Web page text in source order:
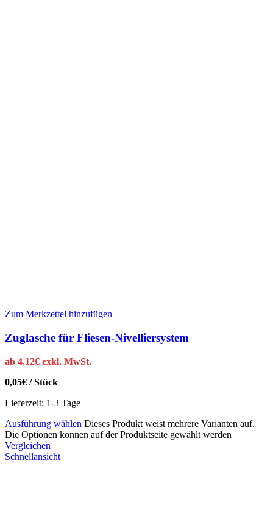
Zum Merkzettel hinzufügen
Zuglasche für Fliesen-Nivelliersystem
ab 4,12€ exkl. MwSt.
0,05€ /Stück
Lieferzeit: 1-3 Tage
Ausführung wählen Dieses Produkt weist mehrere Varianten auf.
Die Optionen können auf der Produktseite gewählt werden
Vergleichen
Schnellansicht